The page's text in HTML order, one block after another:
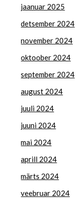
jaanuar 2025
detsember 2024
november 2024
oktoober 2024
september 2024
august 2024
juuli 2024
juuni 2024
mai 2024
aprill 2024
märts 2024
veebruar 2024